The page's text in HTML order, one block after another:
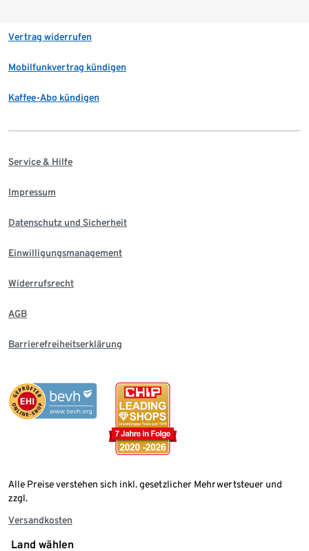
Vertrag widerrufen
Mobilfunkvertrag kündigen
Kaffee-Abo kündigen
Service & Hilfe
Impressum
Datenschutz und Sicherheit
Einwilligungsmanagement
Widerrufsrecht
AGB
Barrierefreiheitserklärung
Alle Preise verstehen sich inkl. gesetzlicher Mehrwertsteuer und
zzgl.
Versandkosten
Land wählen